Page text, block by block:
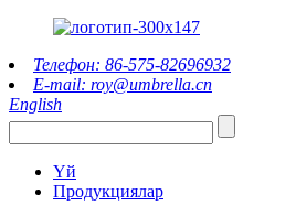
Телефон: 86-575-82696932
E-mail: roy@umbrella.cn
English
Үй
Продукциялар